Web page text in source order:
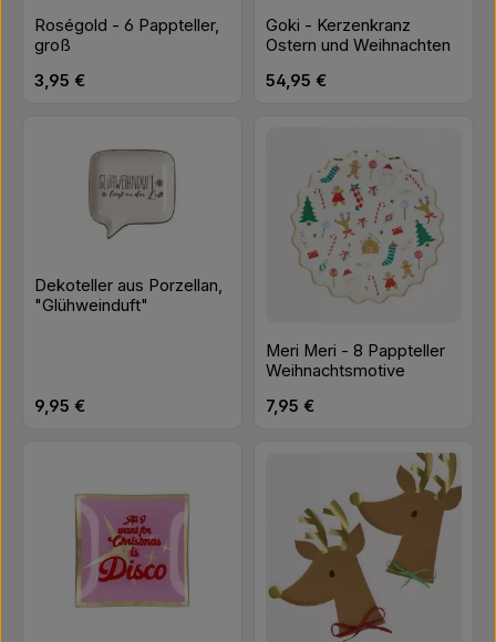
Roségold - 6 Pappteller,
groß
Regulärer Preis:
3,95 €
Goki - Kerzenkranz
Ostern und Weihnachten
Regulärer Preis:
54,95 €
Dekoteller aus Porzellan,
"Glühweinduft"
Regulärer Preis:
9,95 €
Meri Meri - 8 Pappteller
Weihnachtsmotive
Regulärer Preis:
7,95 €